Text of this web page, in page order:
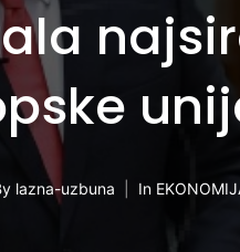
lazna-uzbuna In